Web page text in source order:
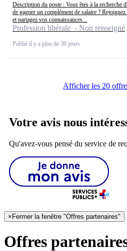
Description du poste : Vous êtes à la recherche
de gagner un complément de salaire ?
et partagez vos connaissances...
Profession libérale - Non renseigné
Publié il y a plus de 30 jours
Afficher les 20
Votre avis nous
Qu'avez-vous pensé du service de
×Fermer la fenêtre "Offres partenaires"
Offres